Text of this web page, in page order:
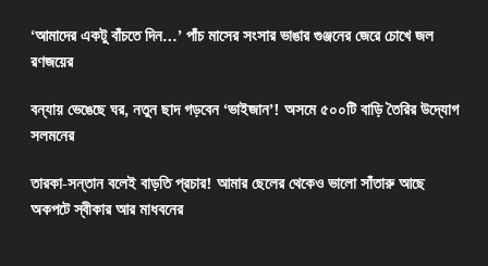
‘আমাদের একটু বাঁচতে দিন…’ পাঁচ মাসের সংসার ভাঙার গুঞ্জনের জেরে চোখে জল
রণজয়ের
বন্যায় ভেঙেছে ঘর, নতুন ছাদ গড়বেন ‘ভাইজান’! অসমে ৫০০টি বাড়ি তৈরির উদ্যোগ
সলমনের
তারকা-সন্তান বলেই বাড়তি প্রচার! আমার ছেলের থেকেও ভালো সাঁতারু আছে
অকপটে স্বীকার আর মাধবনের